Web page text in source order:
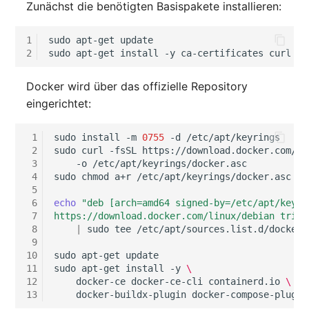
Release Notes 22
Release Notes 1.19
Release Notes 1.18
Release Notes 1.16
Release Notes 1.14
Release Notes 1.13
Release Notes 1.11
Changelog 22
Changelog 21
Changelog 20
Changelogs 1.18.x
Changelogs 1.17.x
Changelogs 1.16.x
Changelogs 1.14.x
Update
Backup
Fehlerbehebung
app startet in Crashloop,
Log endet mit unbound
variable
Lizenz-Fehler
Authentication failed,
please check your
weblicense token
Clustermitgliedschaften
Controller
CPU
Datenbank Gateway
Datenbanken
Datenbanklinks
Datenbankschema
FC-Switch
Flugzeug
Gebäude
Kabel
Kabeltrasse
Klimaanlage
Konverter
Objekt-Beziehungen
Lebens und
Eindeutige
Web GUI
Benutzerdefinierte Zähler
IP Address Management
Kabel-Patches und -wege
Komplexe Reports
Passwörter verwalten
Prod→Test Datenbank-
Synchronisation
Standort-basierte
Benutzerrechte
Standorte
Switch Stacking
Maintenance
OCS Inventory NG
Relocate-CI
Replacement
Rights Documentation
SHD Connect
URL-Router
Dashboard Widget
programmieren
Zunächst die benötigten Basispakete installieren:
1
2
sudo apt-get
update
sudo apt-get install -y ca-certificates curl
Docker wird über das offizielle Repository
eingerichtet:
1
2
3
4
5
6
7
8
9
10
11
12
13
sudo install -m 0755 -d
/etc/apt/keyrings
sudo curl -fsSL
https://download.docker.com/
-o
/etc/apt/keyrings/docker.asc
sudo chmod a+r /etc/apt/keyrings/docker.asc
echo
"deb [arch=amd64 signed-by=/etc/apt/
https://download.docker.com/linux/debian
|
sudo tee /etc/apt/sources.list.d/
sudo apt-get
update
sudo apt-get install -y \
docker-ce docker-ce-cli containerd.io \
docker-buildx-plugin